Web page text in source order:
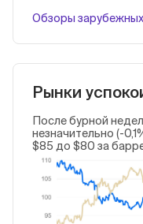
Обзоры
Рынки
После бурной
незначительно (-
$85 до $80 за
скорой сделке с
переговоры, но
статистики и
Валюты зеркалили
прошлой недели.